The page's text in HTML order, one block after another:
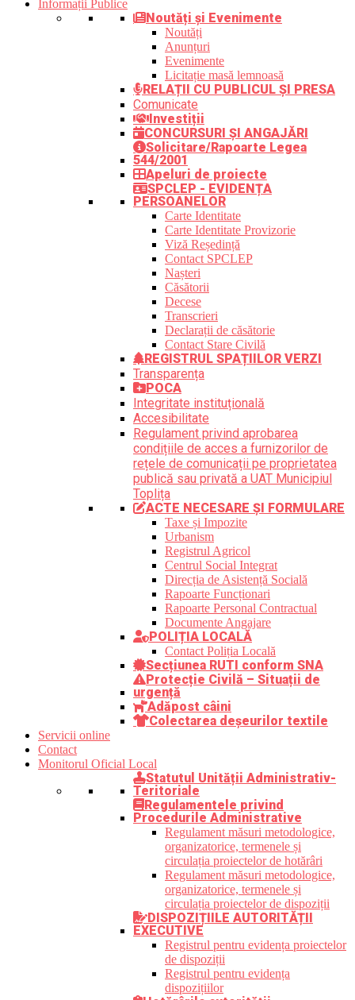
Informații Publice
Noutăți și Evenimente
Noutăți
Anunțuri
Evenimente
Licitație masă lemnoasă
RELAȚII CU PUBLICUL ȘI PRESA
Comunicate
Investiții
CONCURSURI ȘI ANGAJĂRI
Solicitare/Rapoarte Legea
544/2001
Apeluri de proiecte
SPCLEP - EVIDENȚA
PERSOANELOR
Carte Identitate
Carte Identitate Provizorie
Viză Reședință
Contact SPCLEP
Nașteri
Căsătorii
Decese
Transcrieri
Declarații de căsătorie
Contact Stare Civilă
REGISTRUL SPAȚIILOR VERZI
Transparența
POCA
Integritate instituțională
Accesibilitate
Regulament privind aprobarea
condițiile de acces a furnizorilor de
rețele de comunicații pe proprietatea
publică sau privată a UAT Municipiul
Toplița
ACTE NECESARE ȘI FORMULARE
Taxe și Impozite
Urbanism
Registrul Agricol
Centrul Social Integrat
Direcția de Asistență Socială
Rapoarte Funcționari
Rapoarte Personal Contractual
Documente Angajare
POLIȚIA LOCALĂ
Contact Poliția Locală
Secțiunea RUTI conform SNA
Protecție Civilă – Situații de
urgență
Adăpost câini
Colectarea deșeurilor textile
Servicii online
Contact
Monitorul Oficial Local
Statutul Unității Administrativ-
Teritoriale
Regulamentele privind
Procedurile Administrative
Regulament măsuri metodologice,
organizatorice, termenele și
circulația proiectelor de hotărâri
Regulament măsuri metodologice,
organizatorice, termenele și
circulația proiectelor de dispoziții
DISPOZIȚIILE AUTORITĂȚII
EXECUTIVE
Registrul pentru evidența proiectelor
de dispoziții
Registrul pentru evidența
dispozițiilor